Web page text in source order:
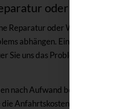
oder Wartung
Reparatur oder Wartung lassen
abhängen. Eine detaillierte
Sie uns das Problem schildern,
nach Aufwand berechnet. Als
Anfahrtskosten und den